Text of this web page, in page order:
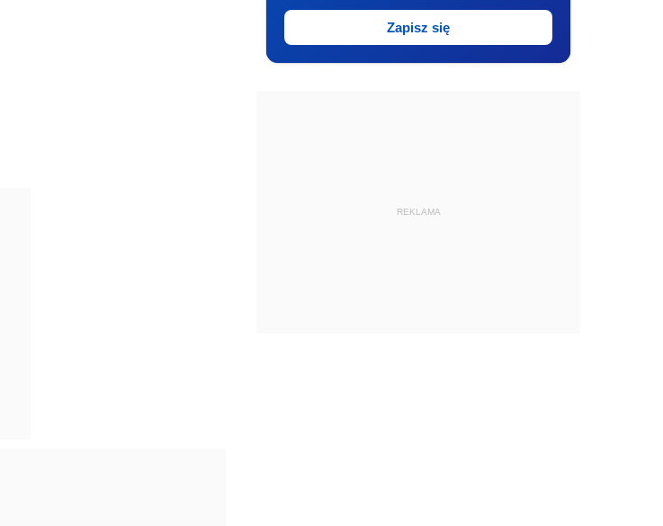
Zapisz się
REKLAMA